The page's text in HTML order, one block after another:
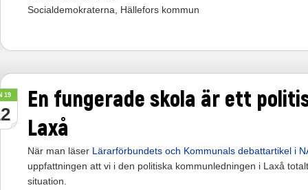
Socialdemokraterna, Hällefors kommun
En fungerade skola är ett
Laxå
19
När man läser Lärarförbundets och Kommunals debattartikel i
uppfattningen att vi i den politiska kommunledningen i Laxå
situation.